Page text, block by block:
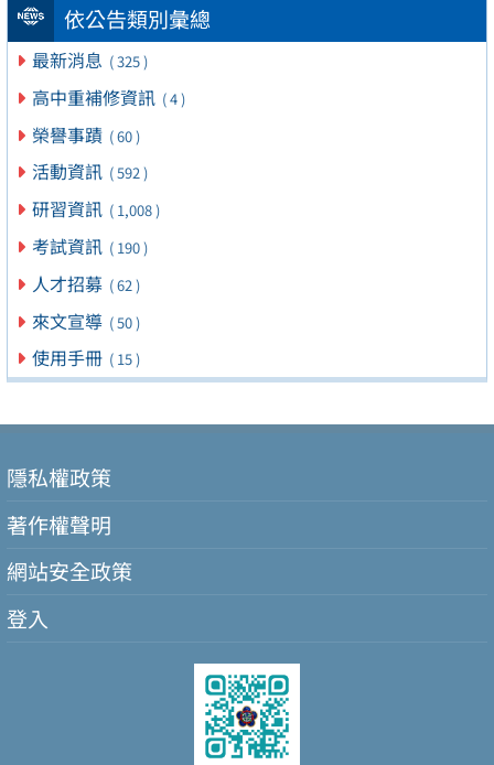
依公告類別彙總
最新消息 ( 325 )
高中重補修資訊 ( 4 )
榮譽事蹟 ( 60 )
活動資訊 ( 592 )
研習資訊 ( 1,008 )
考試資訊 ( 190 )
人才招募 ( 62 )
來文宣導 ( 50 )
使用手冊 ( 15 )
隱私權政策
著作權聲明
網站安全政策
登入